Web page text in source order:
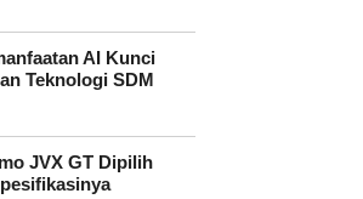
AI Kunci
Teknologi SDM
JVX GT Dipilih